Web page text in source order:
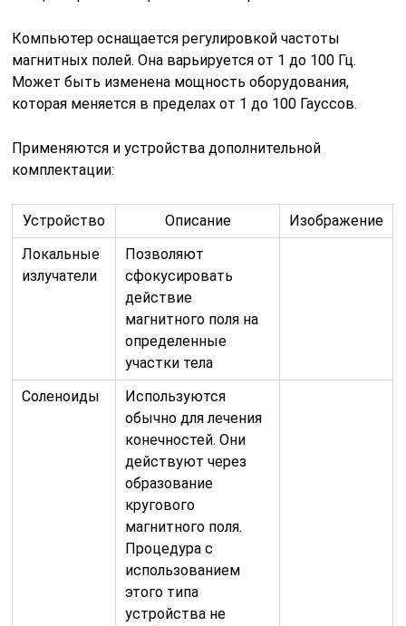
Компьютер оснащается регулировкой частоты
магнитных полей. Она варьируется от 1 до 100 Гц.
Может быть изменена мощность оборудования,
которая меняется в пределах от 1 до 100 Гауссов.
Применяются и устройства дополнительной
комплектации:
Устройство Описание
Изображение
Локальные
излучатели
Позволяют
сфокусировать
действие
магнитного поля на
определенные
участки тела
Соленоиды
Используются
обычно для лечения
конечностей. Они
действуют через
образование
кругового
магнитного поля.
Процедура с
использованием
этого типа
устройства не